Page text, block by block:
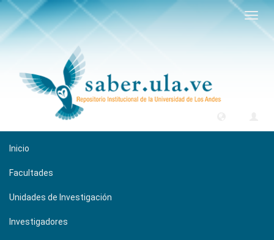
Inicio
Facultades
Unidades de Investigación
Investigadores